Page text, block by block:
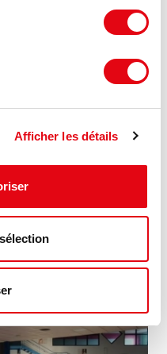
Afficher les détails
MONTAUBAN DE
À partir de 80 €
HT HC/m²/an